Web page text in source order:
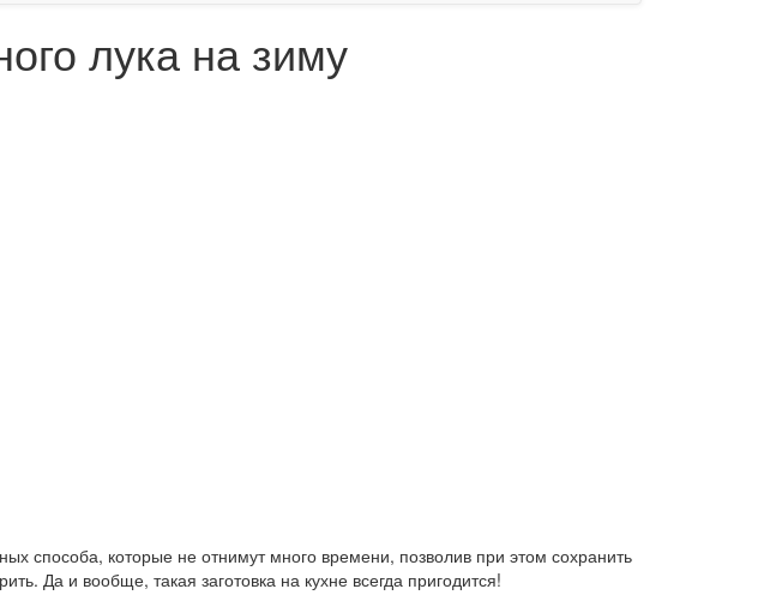
лука на зиму
способа, которые не отнимут много времени, позволив при этом сохранить
Да и вообще, такая заготовка на кухне всегда пригодится!